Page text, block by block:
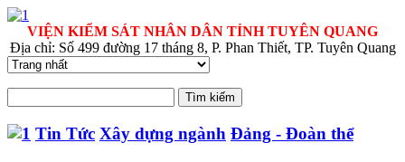
VIỆN KIỂM SÁT NHÂN DÂN TỈNH TUYÊN QUANG
Địa chỉ: Số 499 đường 17 tháng 8, P. Phan Thiết, TP. Tuyên Quang
Tin Tức Xây dựng ngành Đảng - Đoàn thể